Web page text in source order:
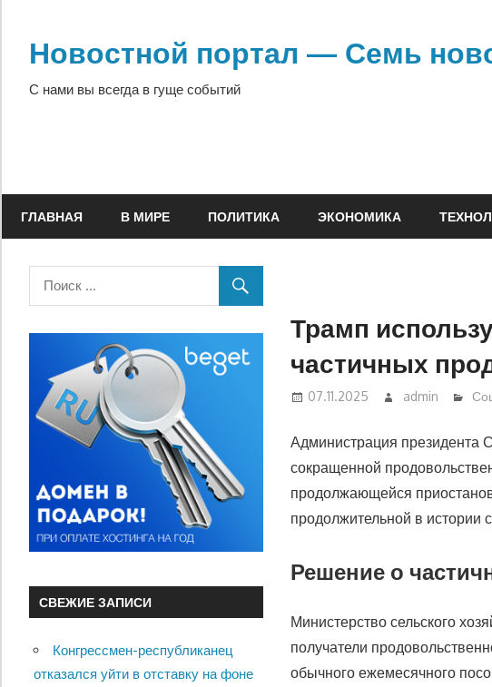
содержимому
Новостной портал — Семь
С нами вы всегда в гуще событий
ГЛАВНАЯ В МИРЕ ПОЛИТИКА ЭКОНОМИКА
Трамп
частичных
07.11.2025 admin
Администрация президента
сокращенной
продолжающейся
продолжительной в истории
Решение о
Министерство сельского
получатели
обычного ежемесячного
СВЕЖИЕ ЗАПИСИ
Конгрессмен-республиканец
отказался уйти в отставку на фоне